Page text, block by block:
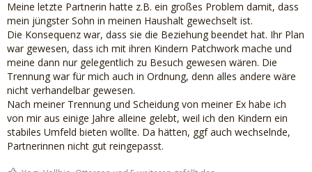
Meine letzte Partnerin hatte z.B. ein großes Problem damit, dass
mein jüngster Sohn in meinen Haushalt gewechselt ist.
Die Konsequenz war, dass sie die Beziehung beendet hat. Ihr Plan
war gewesen, dass ich mit ihren Kindern Patchwork mache und
meine dann nur gelegentlich zu Besuch gewesen wären. Die
Trennung war für mich auch in Ordnung, denn alles andere wäre
nicht verhandelbar gewesen.
Nach meiner Trennung und Scheidung von meiner Ex habe ich
von mir aus einige Jahre alleine gelebt, weil ich den Kindern ein
stabiles Umfeld bieten wollte. Da hätten, ggf auch wechselnde,
Partnerinnen nicht gut reingepasst.